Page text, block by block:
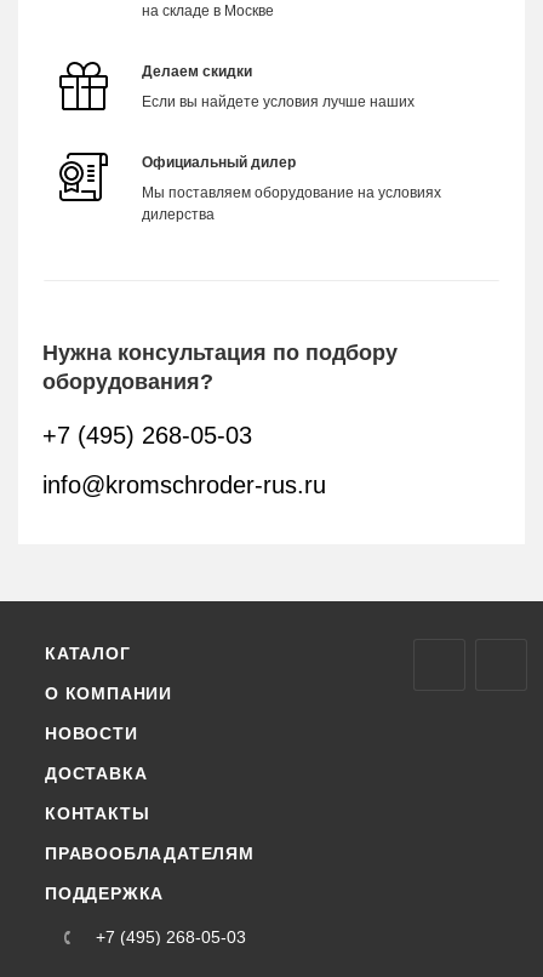
на складе в Москве
Делаем скидки
Если вы найдете условия лучше наших
Официальный дилер
Мы поставляем оборудование на условиях
дилерства
Нужна консультация по подбору
оборудования?
+7 (495) 268-05-03
info@kromschroder-rus.ru
КАТАЛОГ
О КОМПАНИИ
НОВОСТИ
ДОСТАВКА
КОНТАКТЫ
ПРАВООБЛАДАТЕЛЯМ
ПОДДЕРЖКА
+7 (495) 268-05-03